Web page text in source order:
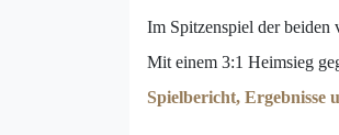
Im Spitzenspiel der beiden
Mit einem 3:1 Heimsieg
Spielbericht, Ergebnisse